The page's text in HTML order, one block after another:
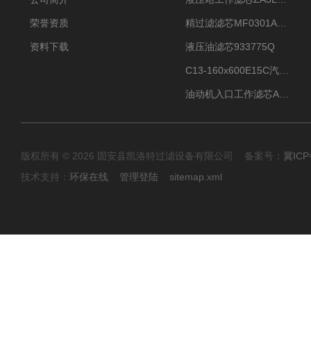
荣誉资质
资料下载 液压油滤芯933775Q
版权所有 © 2026 固安县凯洛特过滤设备有限公司 备案号： 冀
技术支持： 环保在线 管理登陆 sitemap.xml